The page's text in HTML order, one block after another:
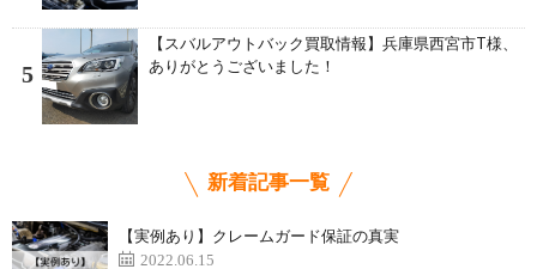
5
【スバルアウトバック買取情報】兵庫県西宮市T様、
ありがとうございました！
新着記事一覧
【実例あり】クレームガード保証の真実
2022.06.15